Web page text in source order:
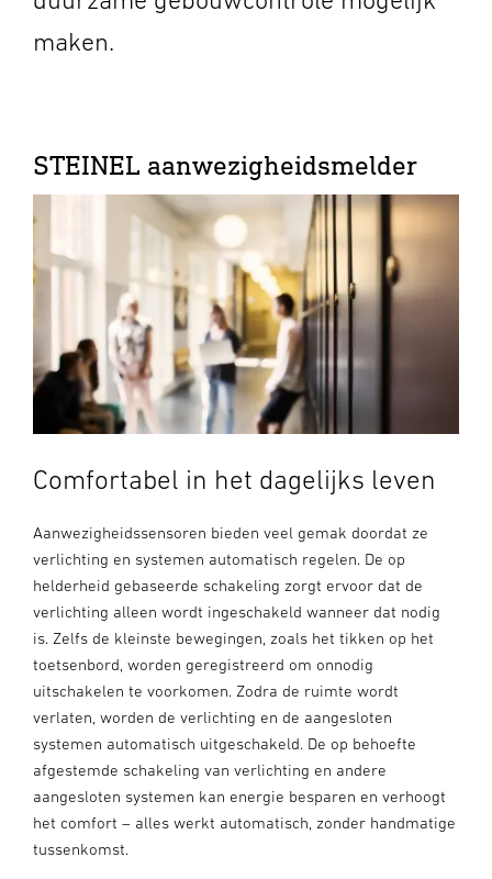
maken.
STEINEL aanwezigheidsmelder
Comfortabel in het dagelijks leven
Aanwezigheidssensoren bieden veel gemak doordat ze
verlichting en systemen automatisch regelen. De op
helderheid gebaseerde schakeling zorgt ervoor dat de
verlichting alleen wordt ingeschakeld wanneer dat nodig
is. Zelfs de kleinste bewegingen, zoals het tikken op het
toetsenbord, worden geregistreerd om onnodig
uitschakelen te voorkomen. Zodra de ruimte wordt
verlaten, worden de verlichting en de aangesloten
systemen automatisch uitgeschakeld. De op behoefte
afgestemde schakeling van verlichting en andere
aangesloten systemen kan energie besparen en verhoogt
het comfort – alles werkt automatisch, zonder handmatige
tussenkomst.